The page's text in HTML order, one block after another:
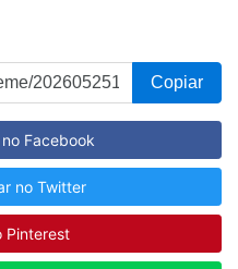
Copiar
Facebook
no Twitter
Pinterest